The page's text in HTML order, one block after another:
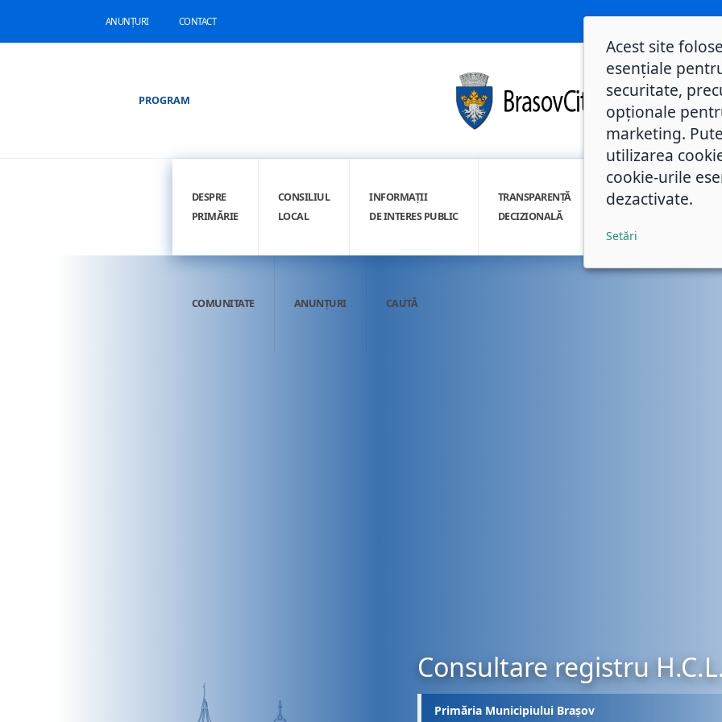
ANUNȚURI CONTACT
PROGRAM
DESPRE
PRIMĂRIE
CONSILIUL
LOCAL
INFORMAȚII
DE INTERES PUBLIC
TRANSPARENȚĂ
DECIZIONALĂ
INTEGRITATE
COMUNITATE ANUNȚURI CAUTĂ
Consultare registru
Primăria Municipiului Brașov
Acest site
esențiale
securitate,
opționale
marketing.
utilizarea
cookie-urile
dezactivate.
Setări